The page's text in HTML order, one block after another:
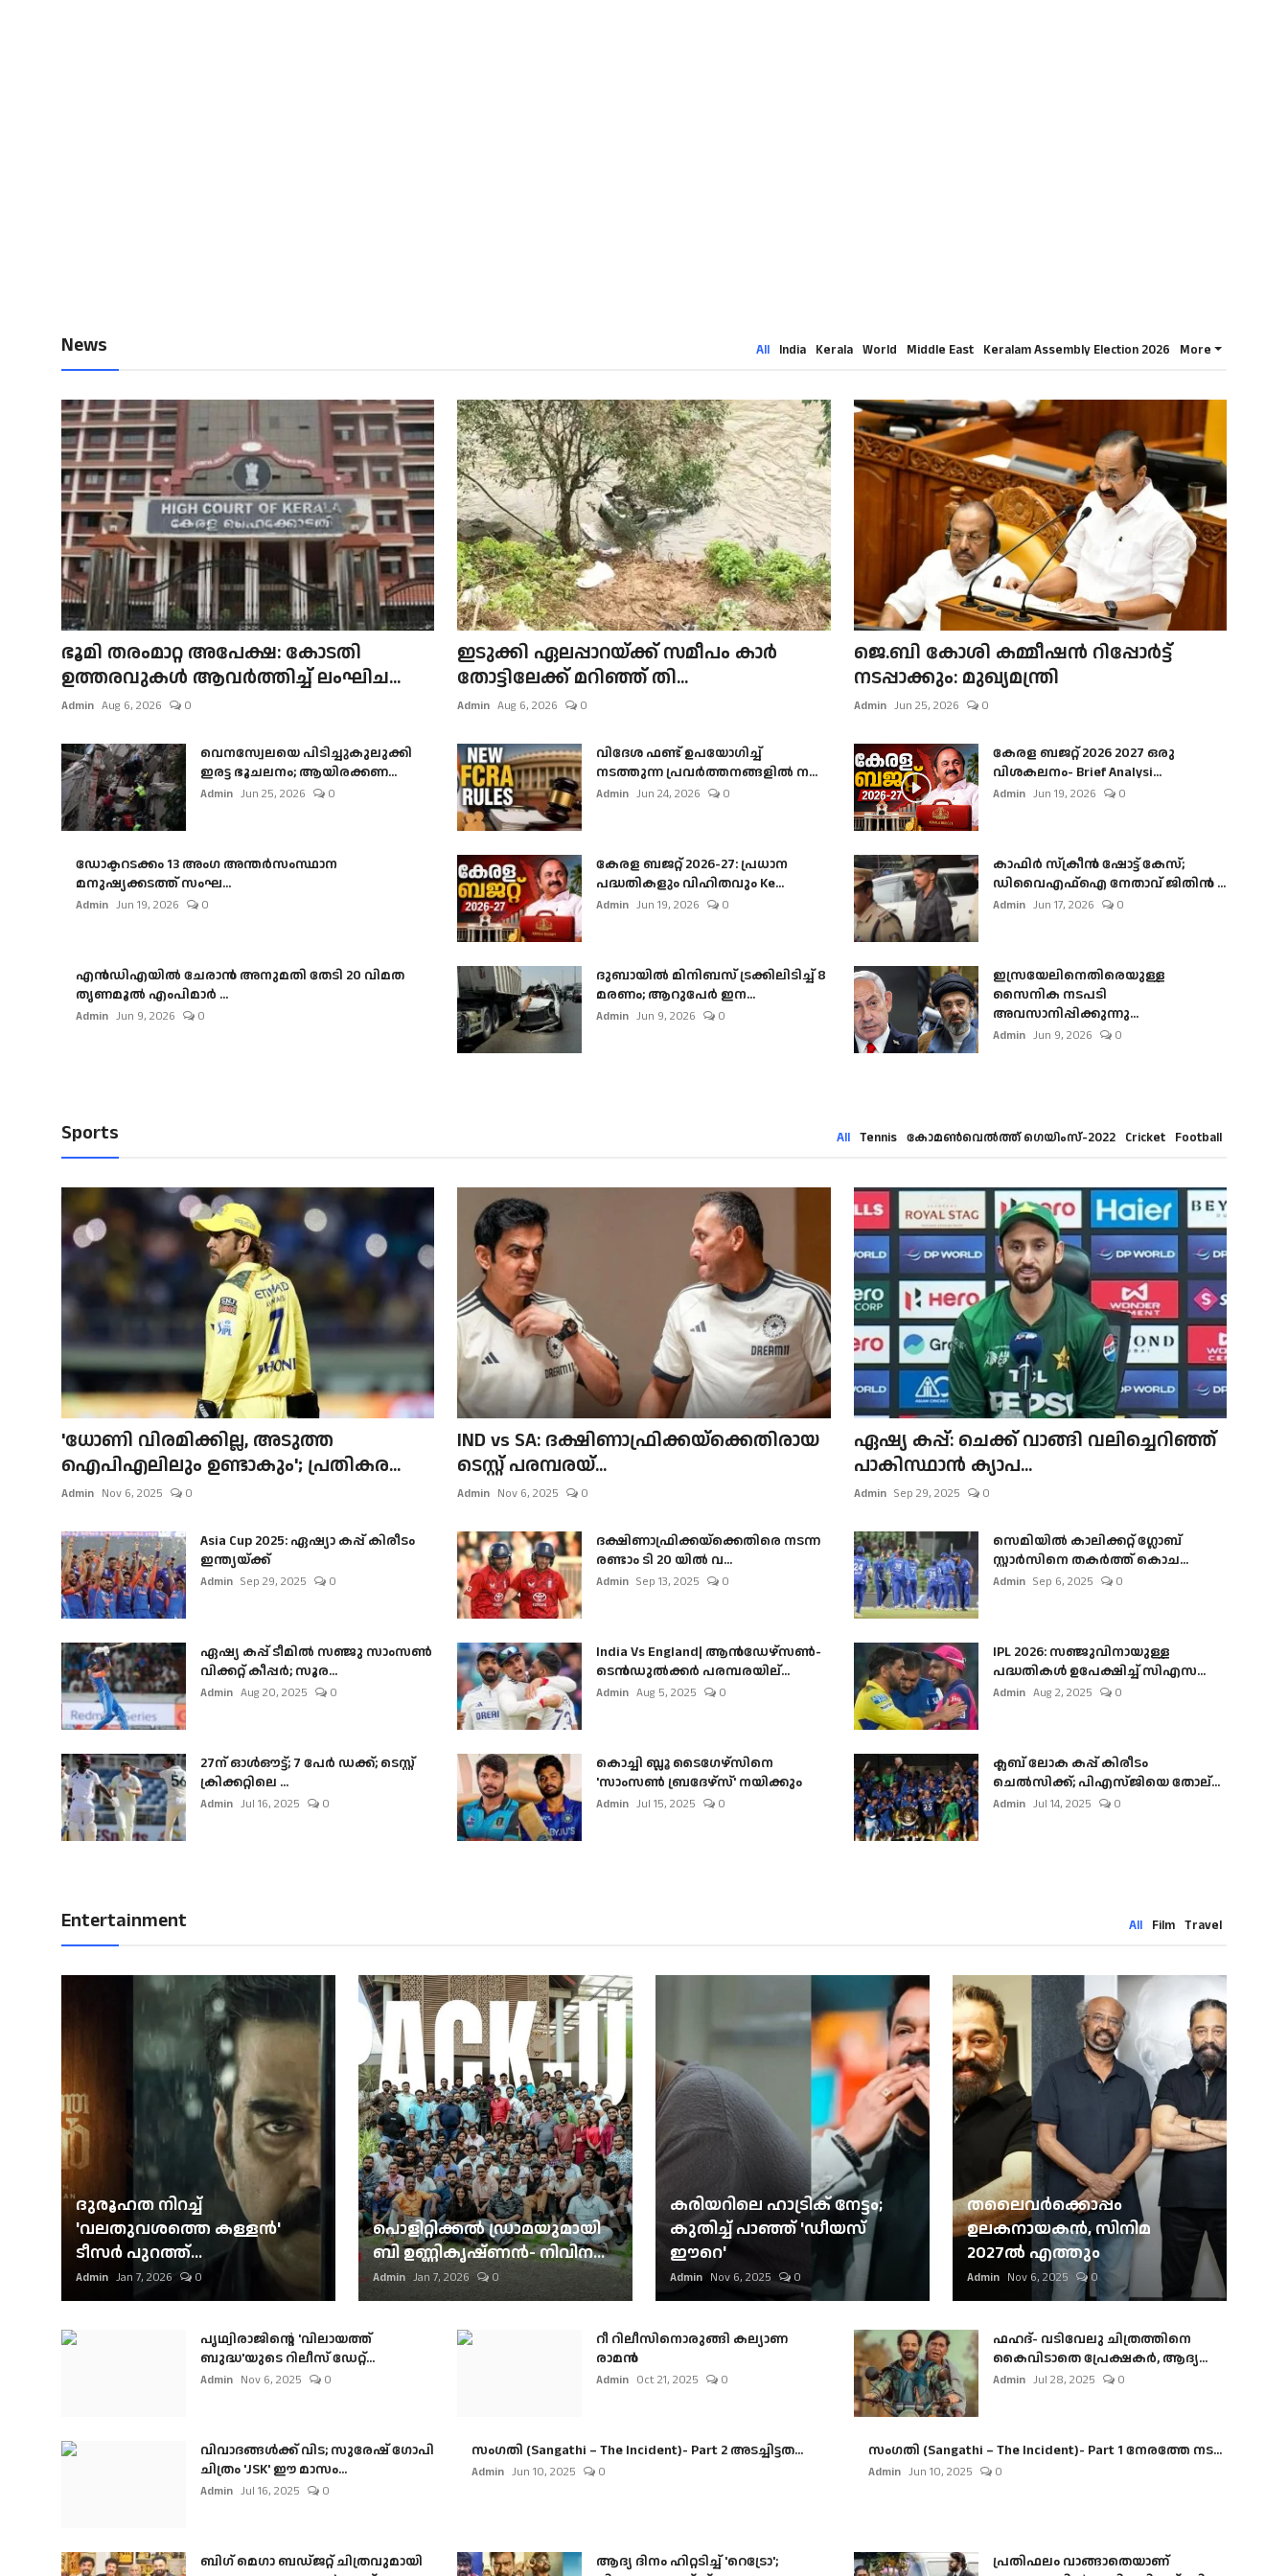
News All India Kerala World Middle East Keralam Assembly Election 2026 More
ഭൂമി തരംമാറ്റ അപേക്ഷ: കോടതി
ഉത്തരവുകൾ ആവർത്തിച്ച് ലംഘിച...
Admin Aug 6, 2026 0
ഇടുക്കി ഏലപ്പാറയ്ക്ക് സമീപം കാർ
തോട്ടിലേക്ക് മറിഞ്ഞ് തി...
Admin Aug 6, 2026 0
ജെ.ബി കോശി കമ്മീഷൻ റിപ്പോർട്ട്
നടപ്പാക്കും: മുഖ്യമന്ത്രി
Admin Jun 25, 2026 0
വെനസ്വേലയെ പിടിച്ചുകുലുക്കി
ഇരട്ട ഭൂചലനം; ആയിരക്കണ...
Admin Jun 25, 2026 0
വിദേശ ഫണ്ട് ഉപയോഗിച്ച്
നടത്തുന്ന പ്രവർത്തനങ്ങളിൽ ന...
Admin Jun 24, 2026 0
കേരള ബജറ്റ് 2026 2027 ഒരു
വിശകലനം- Brief Analysi...
Admin Jun 19, 2026 0
ഡോക്ടറടക്കം 13 അംഗ അന്തർസംസ്ഥാന
മനുഷ്യക്കടത്ത് സംഘ...
Admin Jun 19, 2026 0
കേരള ബജറ്റ് 2026-27: പ്രധാന
പദ്ധതികളും വിഹിതവും Ke...
Admin Jun 19, 2026 0
കാഫിർ സ്‌ക്രീൻ ഷോട്ട് കേസ്;
ഡിവൈഎഫ്ഐ നേതാവ് ജിതിൻ ...
Admin Jun 17, 2026 0
എൻഡിഎയിൽ ചേരാൻ അനുമതി തേടി 20 വിമത
തൃണമൂൽ എംപിമാർ ...
Admin Jun 9, 2026 0
ദുബായിൽ മിനിബസ്​ ട്രക്കിലിടിച്ച് 8
മരണം; ആറുപേർ ഇന...
Admin Jun 9, 2026 0
ഇസ്രയേലിനെതിരെയുള്ള
സൈനിക നടപടി
അവസാനിപ്പിക്കുന്നു...
Admin Jun 9, 2026 0
Sports All Tennis കോമൺവെൽത്ത് ഗെയിംസ്-2022 Cricket Football
'ധോണി വിരമിക്കില്ല, അടുത്ത
ഐപിഎലിലും ഉണ്ടാകും'; പ്രതികര...
Admin Nov 6, 2025 0
IND vs SA: ദക്ഷിണാഫ്രിക്കയ്‌ക്കെതിരായ
ടെസ്റ്റ് പരമ്പരയ്...
Admin Nov 6, 2025 0
ഏഷ്യ കപ്പ്: ചെക്ക് വാങ്ങി വലിച്ചെറിഞ്ഞ്
പാകിസ്ഥാൻ ക്യാപ...
Admin Sep 29, 2025 0
Asia Cup 2025: ഏഷ്യാ കപ്പ് കിരീടം
ഇന്ത്യയ്ക്ക്
Admin Sep 29, 2025 0
ദക്ഷിണാഫ്രിക്കയ്‌ക്കെതിരെ നടന്ന
രണ്ടാം ടി 20 യിൽ വ...
Admin Sep 13, 2025 0
സെമിയിൽ കാലിക്കറ്റ് ഗ്ലോബ്
സ്റ്റാർസിനെ തകർത്ത് കൊച...
Admin Sep 6, 2025 0
ഏഷ്യ കപ്പ് ടീമിൽ സഞ്ജു സാംസൺ
വിക്കറ്റ് കീപ്പർ; സൂര...
Admin Aug 20, 2025 0
India Vs England| ആൻഡേഴ്സൺ-
ടെൻഡുല്‍ക്കർ പരമ്പരയില്...
Admin Aug 5, 2025 0
IPL 2026: സഞ്ജുവിനായുള്ള
പദ്ധതികൾ ഉപേക്ഷിച്ച് സിഎസ...
Admin Aug 2, 2025 0
27ന് ഓൾഔട്ട്; 7 പേർ ഡക്ക്; ടെസ്റ്റ്
ക്രിക്കറ്റിലെ ...
Admin Jul 16, 2025 0
കൊച്ചി ബ്ലൂ ടൈഗേഴ്സിനെ
'സാംസൺ ബ്രദേഴ്സ്' നയിക്കും
Admin Jul 15, 2025 0
ക്ലബ് ലോക കപ്പ് കിരീടം
ചെല്‍സിക്ക്; പിഎസ്ജിയെ തോല്...
Admin Jul 14, 2025 0
Entertainment All Film Travel
ദുരൂഹത നിറച്ച്
'വലതുവശത്തെ കള്ളന്‍'
ടീസര്‍ പുറത്ത്...
Admin Jan 7, 2026 0
പൊളിറ്റിക്കല്‍ ഡ്രാമയുമായി
ബി ഉണ്ണികൃഷ്ണന്‍- നിവിന...
Admin Jan 7, 2026 0
കരിയറിലെ ഹാട്രിക് നേട്ടം;
കുതിച്ച് പാഞ്ഞ് 'ഡീയസ്
ഈറെ'
Admin Nov 6, 2025 0
തലൈവര്‍ക്കൊപ്പം
ഉലകനായകന്‍, സിനിമ
2027ല്‍ എത്തും
Admin Nov 6, 2025 0
പൃഥ്വിരാജിന്റെ 'വിലായത്ത്
ബുദ്ധ'യുടെ റിലീസ് ഡേറ്റ്...
Admin Nov 6, 2025 0
റീ റിലീസിനൊരുങ്ങി കല്യാണ
രാമൻ
Admin Oct 21, 2025 0
ഫഹദ്- വടിവേലു ചിത്രത്തിനെ
കൈവിടാതെ പ്രേക്ഷകർ, ആദ്യ...
Admin Jul 28, 2025 0
വിവാദങ്ങൾക്ക് വിട; സുരേഷ് ഗോപി
ചിത്രം 'JSK' ഈ മാസം...
Admin Jul 16, 2025 0
സംഗതി (Sangathi – The Incident)- Part 2 അടച്ചിട്ടത...
Admin Jun 10, 2025 0
സംഗതി (Sangathi – The Incident)- Part 1 നേരത്തേ നട...
Admin Jun 10, 2025 0
ബി​ഗ് മെഗാ ബഡ്ജറ്റ് ചിത്രവുമായി
ആദ്യ ദിനം ഹിറ്റടിച്ച് 'റെട്രോ';
പ്രതിഫലം വാങ്ങാതെയാണ്